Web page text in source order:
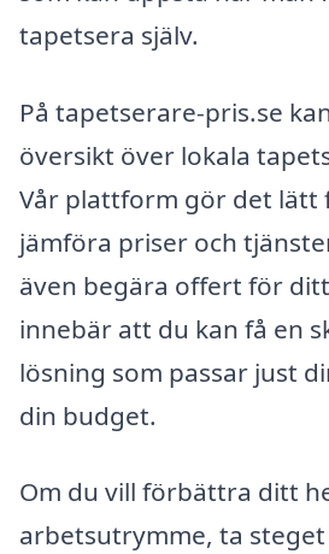
tapetsera själv.
På tapetserare-pris.se
översikt över lokala
Vår plattform gör det lätt
jämföra priser och
även begära offert för
innebär att du kan få en
lösning som passar just
din budget.
Om du vill förbättra ditt
arbetsutrymme, ta